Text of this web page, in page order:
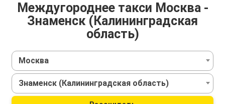
Междугороднее такси Москва -
Знаменск (Калининградская
область)
Москва
Знаменск (Калининградская область)